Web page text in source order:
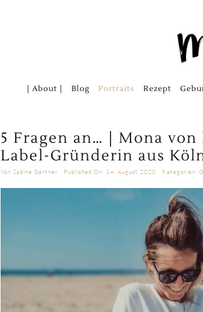
| About | Blog Portraits Rezept
5 Fragen an… | Mona von
Label-Gründerin aus
VonSabine Gärtner Published On: 14. August 2020 Kategorien: